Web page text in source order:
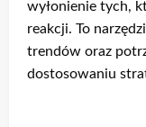
wyłonienie tych,
reakcji. To
trendów oraz
dostosowaniu